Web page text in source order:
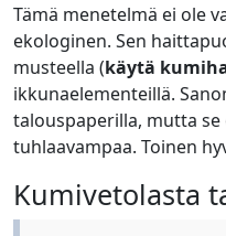
Tämä menetelmä ei ole
ekologinen. Sen
musteella (käytä
ikkunaelementeillä.
talouspaperilla, mutta se
tuhlaavampaa. Toinen
Kumivetolasta